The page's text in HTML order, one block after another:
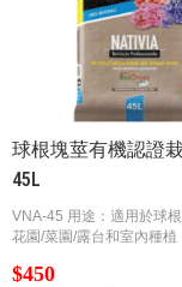
球根塊莖有機認證
45L
VNA-45 用途：適用於球
花園/菜園/露台和室內種植
$450